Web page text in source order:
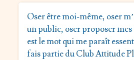
Oser être moi-même, oser
un public, oser proposer
est le mot qui me paraît
fais partie du Club Attitude